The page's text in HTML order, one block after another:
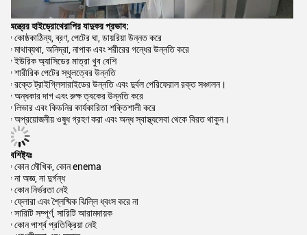
অন্ত্রের হাইড্রোথেরাপির যাদুকর প্রভাব:
* কোষ্ঠকাঠিন্য, ব্রণ, পেটের ঘা, ডায়রিয়া উন্নত করে
* মাথাব্যথা, অনিদ্রা, নাপাক এবং শরীরের গন্ধের উন্নতি করে
* ইউরিক অ্যাসিডের মাত্রা খুব বেশি
* শারীরিক পেটের স্থূলত্বের উন্নতি
* রক্তে ট্রাইগ্লিসারাইডের উন্নতি এবং দুর্বল পেরিফেরাল রক্ত সঞ্চালন।
* অন্ধকার দাগ এবং রুক্ষ ত্বকের উন্নতি করে
* লিভার এবং কিডনির কার্যকারিতা শক্তিশালী করে
* অপ্রয়োজনীয় ওষুধ গ্রহণ করা এবং অন্ধ স্বাস্থ্যসেবা থেকে বিরত থাকুন।
বৈশিষ্ট্যঃ
* কোন মৌখিক, কোন enema
* না অজ্ঞ, না দুর্গন্ধ
* কোন নির্ভরতা নেই
* ফ্লোরা এবং শ্লৈষ্মিক ঝিল্লি ধ্বংস করে না
* সারিটি সম্পূর্ণ, সারিটি আরামদায়ক
* কোন পার্শ্ব প্রতিক্রিয়া নেই